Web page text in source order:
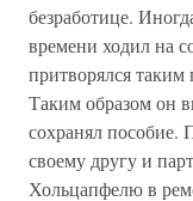
безработице.
времени ходил на
притворялся таким
Таким образом он
сохранял пособие.
своему другу и
Хольцапфелю в